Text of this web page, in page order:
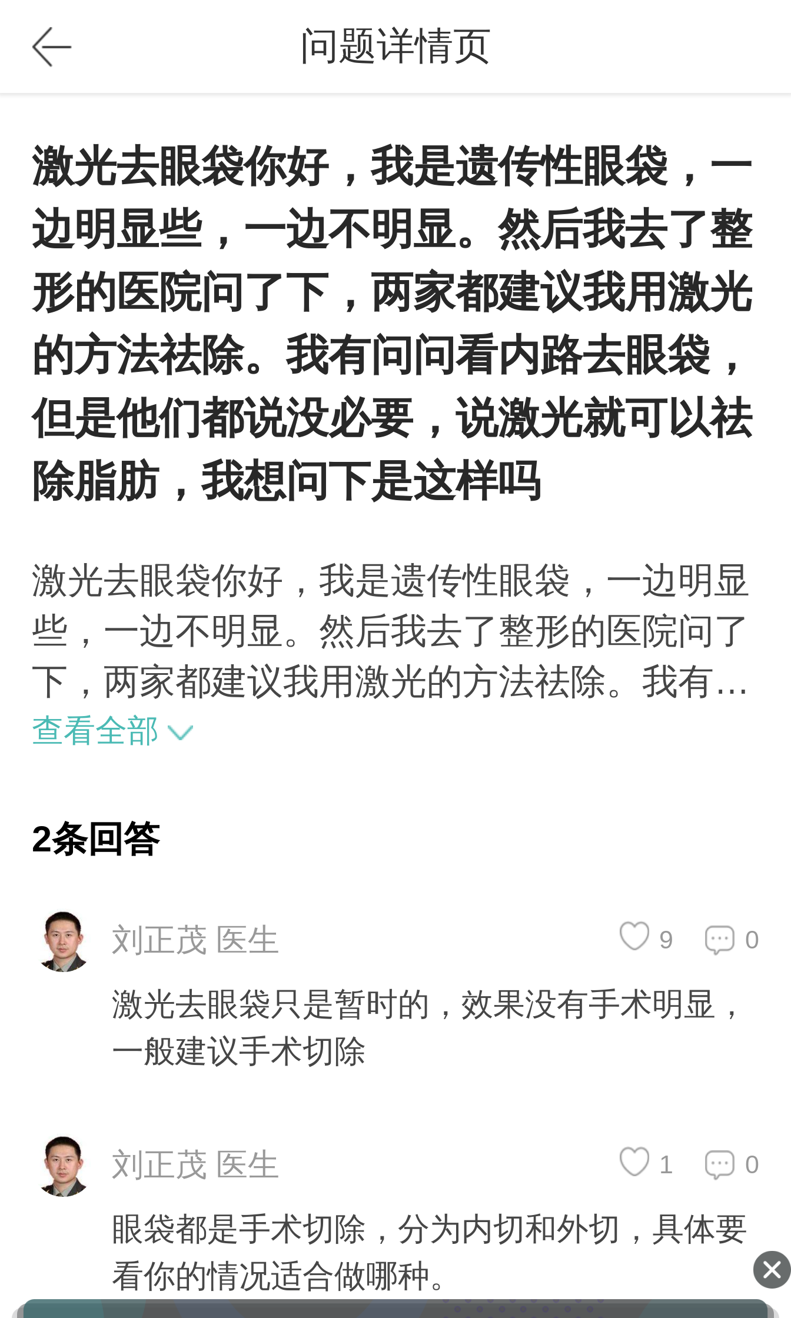
问题详情页
激光去眼袋你好，我是遗传性眼袋，一
边明显些，一边不明显。然后我去了整
形的医院问了下，两家都建议我用激光
的方法祛除。我有问问看内路去眼袋，
但是他们都说没必要，说激光就可以祛
除脂肪，我想问下是这样吗
激光去眼袋你好，我是遗传性眼袋，一边明显
些，一边不明显。然后我去了整形的医院问了
下，两家都建议我用激光的方法祛除。我有问
问看内路去眼袋，但是他们都说没必要，说激
去眼袋可靠吗？
查看全部
2条回答
刘正茂 医生 0
9
激光去眼袋只是暂时的，效果没有手术明显，
一般建议手术切除
刘正茂 医生 0
1
眼袋都是手术切除，分为内切和外切，具体要
看你的情况适合做哪种。